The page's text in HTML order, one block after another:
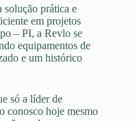
solução prática e
em projetos
– PI, a Revlo se
equipamentos de
e um histórico
só a líder de
conosco hoje mesmo